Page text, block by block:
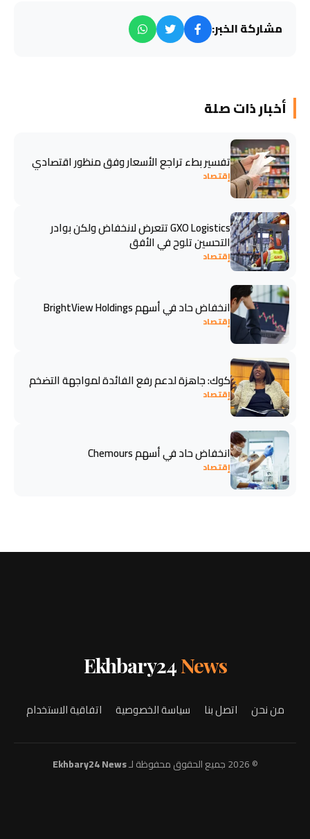
مشاركة الخبر:
أخبار ذات صلة
تفسير بطء تراجع الأسعار وفق منظور اقتصادي
إقتصاد
GXO Logistics تتعرض لانخفاض ولكن بوادر
التحسين تلوح في الأفق
إقتصاد
انخفاض حاد في أسهم BrightView Holdings
إقتصاد
كوك: جاهزة لدعم رفع الفائدة لمواجهة التضخم
إقتصاد
انخفاض حاد في أسهم Chemours
إقتصاد
Ekhbary24News
من نحن اتصل بنا سياسة الخصوصية اتفاقية الاستخدام
© 2026 جميع الحقوق محفوظة لـ Ekhbary24 News